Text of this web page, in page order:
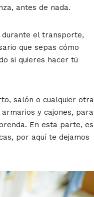
antes de nada.
durante el transporte,
que sepas cómo
si quieres hacer tú
salón o cualquier otra
y cajones, para
En esta parte, es
por aquí te dejamos